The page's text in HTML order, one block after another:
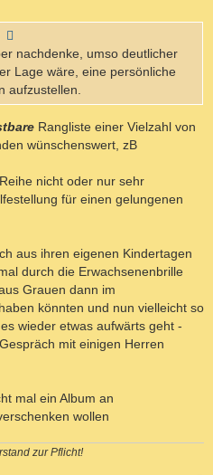
nachdenke, umso deutlicher
Lage wäre, eine persönliche
aufzustellen.
Rangliste einer Vielzahl von
wünschenswert, zB
nicht oder nur sehr
für einen gelungenen
aus ihren eigenen Kindertagen
durch die Erwachsenenbrille
Grauen dann im
könnten und nun vielleicht so
wieder etwas aufwärts geht -
mit einigen Herren
mal ein Album an
wollen
zur Pflicht!